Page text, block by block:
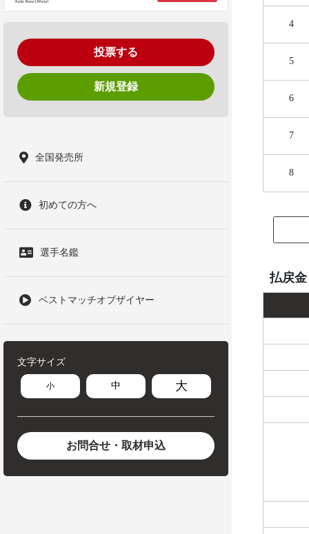
投票する
新規登録
全国発売所
初めての方へ
選手名鑑
ベストマッチオブザイヤー
文字サイズ
小 中 大
お問合せ・取材申込
4
5
6
7
8
払戻金